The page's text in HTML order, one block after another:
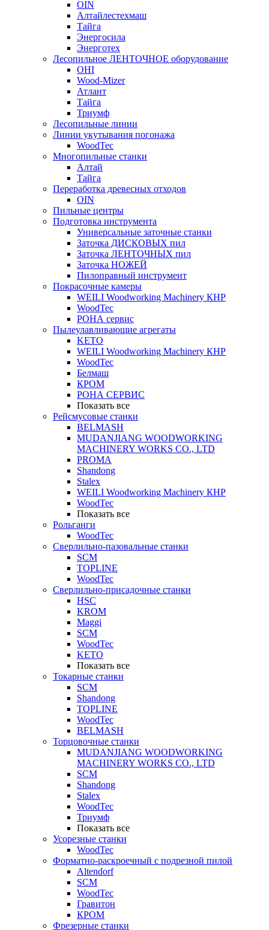
OIN
Алтайлестехмаш
Тайга
Энергосила
Энерготех
Лесопильное ЛЕНТОЧНОЕ оборудование
OHI
Wood-Mizer
Атлант
Тайга
Триумф
Лесопильные линии
Линии укутывания погонажа
WoodTec
Многопильные станки
Алтай
Тайга
Переработка древесных отходов
OIN
Пильные центры
Подготовка инструмента
Универсальные заточные станки
Заточка ДИСКОВЫХ пил
Заточка ЛЕНТОЧНЫХ пил
Заточка НОЖЕЙ
Пилоправный инструмент
Покрасочные камеры
WEILI Woodworking Machinery КНР
WoodTec
РОНА сервис
Пылеулавливающие агрегаты
KETO
WEILI Woodworking Machinery КНР
WoodTec
Белмаш
КРОМ
РОНА СЕРВИС
Показать все
Рейсмусовые станки
BELMASH
MUDANJIANG WOODWORKING
MACHINERY WORKS CO., LTD
PROMA
Shandong
Stalex
WEILI Woodworking Machinery КНР
WoodTec
Показать все
Рольганги
WoodTec
Сверлильно-пазовальные станки
SCM
TOPLINE
WoodTec
Сверлильно-присадочные станки
HSC
KROM
Maggi
SCM
WoodTec
KETO
Показать все
Токарные станки
SCM
Shandong
TOPLINE
WoodTec
BELMASH
Торцовочные станки
MUDANJIANG WOODWORKING
MACHINERY WORKS CO., LTD
SCM
Shandong
Stalex
WoodTec
Триумф
Показать все
Усорезные станки
WoodTec
Форматно-раскроечный с подрезной пилой
Altendorf
SCM
WoodTec
Гравитон
КРОМ
Фрезерные станки